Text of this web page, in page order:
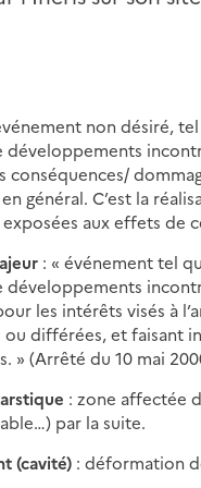
non désiré,
développements
conséquences/
général. C’est la
aux effets de
: « événement tel
développements
les intérêts visés à
différées, et faisant
» (Arrêté du 10 mai
: zone affectée
par la suite.
(cavité) : déformation